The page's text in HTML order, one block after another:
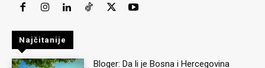
Najčitanije
Bloger: Da li je Bosna i Hercegovina